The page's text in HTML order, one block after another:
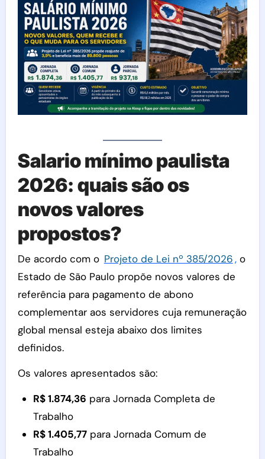
Salario mínimo paulista
2026: quais são os
novos valores
propostos?
De acordo com o Projeto de Lei nº 385/2026,o
Estado de São Paulo propõe novos valores de
referência para pagamento de abono
complementar aos servidores cuja remuneração
global mensal esteja abaixo dos limites
definidos.
Os valores apresentados são:
R$ 1.874,36 para Jornada Completa de
Trabalho
R$ 1.405,77para Jornada Comum de
Trabalho